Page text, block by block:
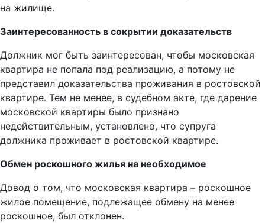
на жилище.
Заинтересованность в сокрытии доказательств
Должник мог быть заинтересован, чтобы московская
квартира не попала под реализацию, а потому не
представил доказательства проживания в ростовской
квартире. Тем не менее, в судебном акте, где дарение
московской квартиры было признано
недействительным, установлено, что супруга
должника проживает в ростовской квартире.
Обмен роскошного жилья на необходимое
Довод о том, что московская квартира – роскошное
жилое помещение, подлежащее обмену на менее
роскошное, был отклонен.